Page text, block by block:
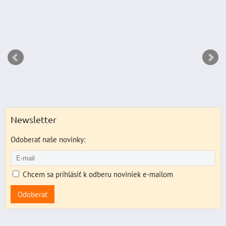
Newsletter
Odoberať naše novinky:
Chcem sa prihlásiť k odberu noviniek e-mailom
Odoberať